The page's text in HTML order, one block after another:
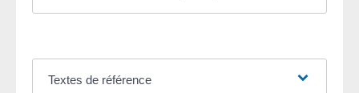
Textes de référence